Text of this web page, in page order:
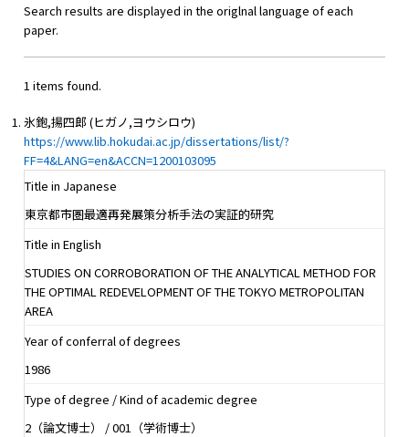
Search results are displayed in the origlnal language of each
paper.
1 items found.
氷鉋,揚四郎 (ヒガノ,ヨウシロウ)
https://www.lib.hokudai.ac.jp/dissertations/list/?
FF=4&LANG=en&ACCN=1200103095
Title in Japanese
東京都市圏最適再発展策分析手法の実証的研究
Title in English
STUDIES ON CORROBORATION OF THE ANALYTICAL METHOD FOR
THE OPTIMAL REDEVELOPMENT OF THE TOKYO METROPOLITAN
AREA
Year of conferral of degrees
1986
Type of degree / Kind of academic degree
2（論文博士） / 001（学術博士）